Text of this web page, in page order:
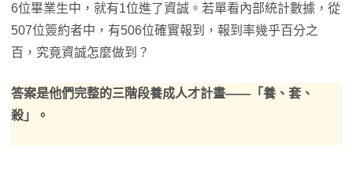
6位畢業生中，就有1位進了資誠。若單看內部統計數據，從
507位簽約者中，有506位確實報到，報到率幾乎百分之
百，究竟資誠怎麼做到？
答案是他們完整的三階段養成人才計畫——「養、套、
殺」。